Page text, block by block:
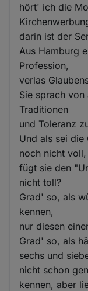
hört' ich die
darin ist der
Aus Hamburg
Profession,
verlas
Sie sprach
Traditionen
und Toleranz
Und als sei die
noch nicht voll,
fügt sie den
nicht toll?
Grad' so, als
kennen,
nur diesen
Grad' so, als
sechs und
nicht schon
kennen, aber